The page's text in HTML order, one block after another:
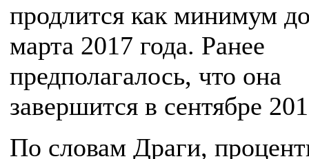
продлится как минимум
марта 2017 года. Ранее
предполагалось, что она
завершится в сентябре
По словам Драги,